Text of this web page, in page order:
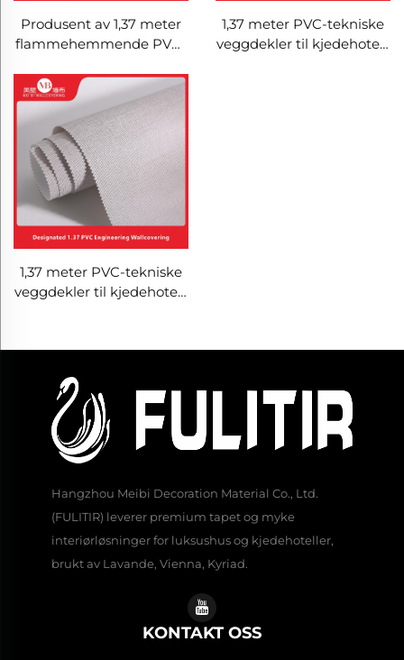
Produsent av 1,37 meter
flammehemmende PVC-
korsdukksbase til
kjedehotellene Lavande,
Vienna og Kyriad
1,37 meter PVC-tekniske
veggdekler til kjedehotell,
1,37 meter PVC-tekniske
veggdekler til kjedehotell,
veggdekler, produsent,
Hangzhou Meibi Decoration Material Co., Ltd.
(FULITIR) leverer premium tapet og myke
interiørløsninger for luksushus og kjedehoteller,
brukt av Lavande, Vienna, Kyriad.
KONTAKT OSS